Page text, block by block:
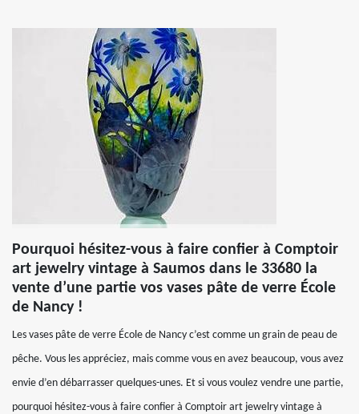
Pourquoi hésitez-vous à faire confier à Comptoir
art jewelry vintage à Saumos dans le 33680 la
vente d’une partie vos vases pâte de verre École
de Nancy !
Les vases pâte de verre École de Nancy c’est comme un grain de peau de
pêche. Vous les appréciez, mais comme vous en avez beaucoup, vous avez
envie d’en débarrasser quelques-unes. Et si vous voulez vendre une partie,
pourquoi hésitez-vous à faire confier à Comptoir art jewelry vintage à